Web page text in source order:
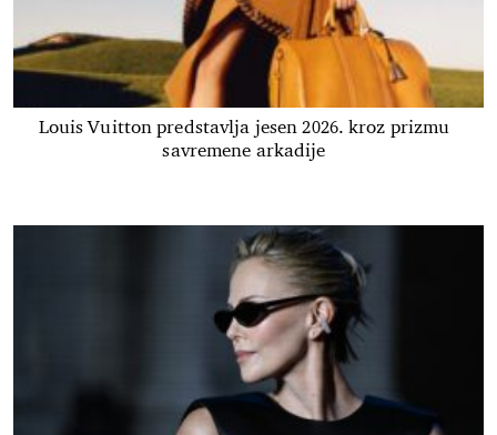
Louis Vuitton predstavlja jesen 2026. kroz prizmu
savremene arkadije